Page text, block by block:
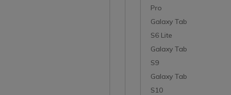
Pro
Galaxy Tab
S6 Lite
Galaxy Tab
S9
Galaxy Tab
S10